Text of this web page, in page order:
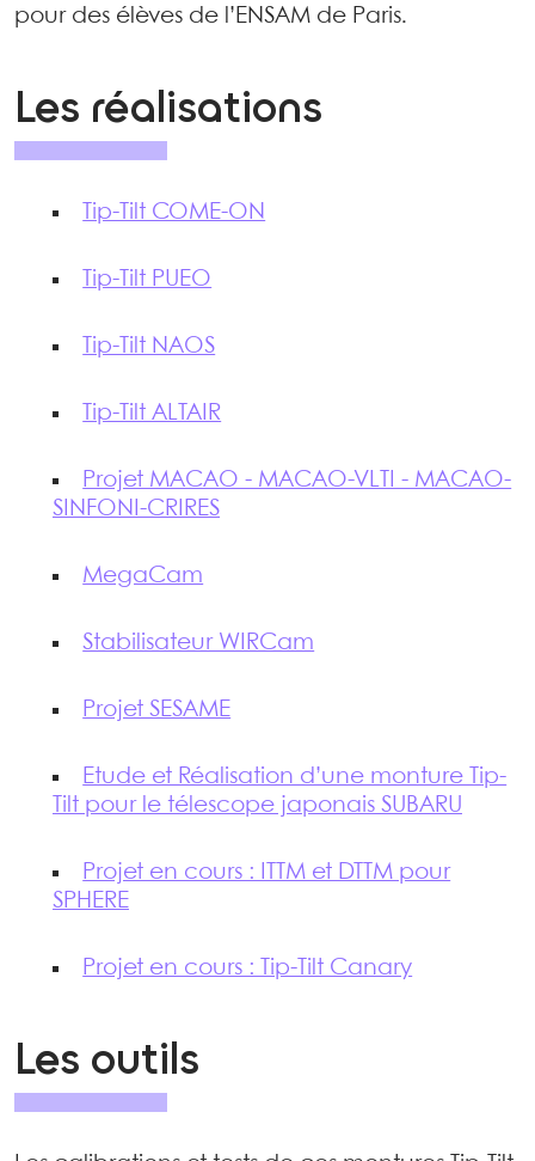
pour des élèves de l’ENSAM de Paris.
Les réalisations
Tip-Tilt COME-ON
Tip-Tilt PUEO
Tip-Tilt NAOS
Tip-Tilt ALTAIR
Projet MACAO - MACAO-VLTI - MACAO-
SINFONI-CRIRES
MegaCam
Stabilisateur WIRCam
Projet SESAME
Etude et Réalisation d’une monture Tip-
Tilt pour le télescope japonais SUBARU
Projet en cours : ITTM et DTTM pour
SPHERE
Projet en cours : Tip-Tilt Canary
Les outils